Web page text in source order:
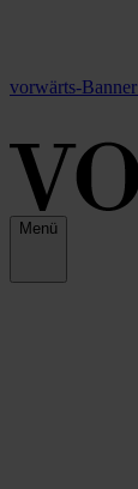
vorwärts-Banner
Menü